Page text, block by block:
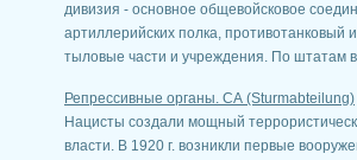
дивизия - основное общевойсковое
артиллерийских полка,
тыловые части и учреждения. По штатам
Репрессивные органы. СА (Sturmabteilung)
Нацисты создали мощный
власти. В 1920 г. возникли первые